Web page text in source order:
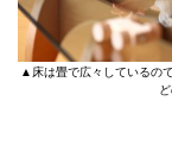
▲床は畳で広々しているの